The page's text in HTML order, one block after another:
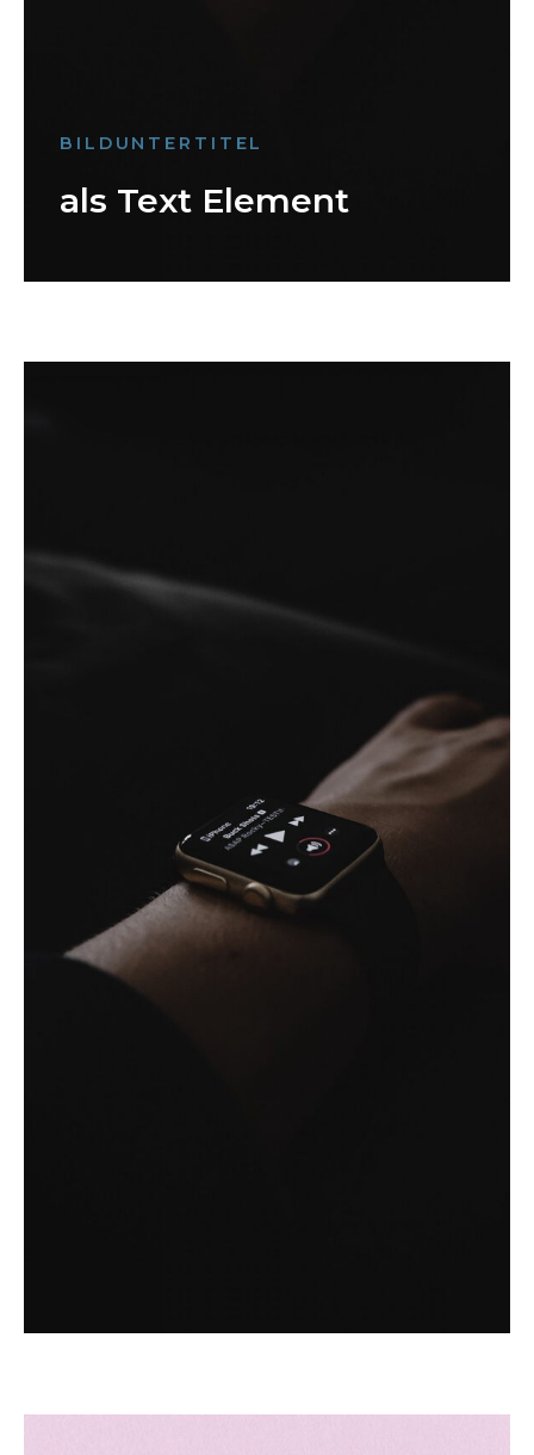
BILDUNTERTITEL
als Text Element